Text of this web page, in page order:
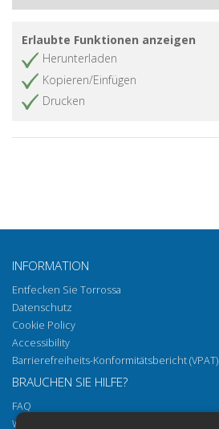
Erlaubte Funktionen anzeigen
Herunterladen
Kopieren/Einfügen
Drucken
INFORMATION
Entfecken Sie Torrossa
Datenschutz
Cookie Policy
Accessibility
Barrierefreiheits-Konformitätsbericht (VPAT)
BRAUCHEN SIE HILFE?
FAQ
Wie öffnen Sie unsere Dokumente